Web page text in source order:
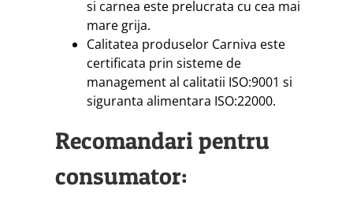
si carnea este prelucrata cu cea mai
mare grija.
Calitatea produselor Carniva este
certificata prin sisteme de
management al calitatii ISO:9001 si
siguranta alimentara ISO:22000.
Recomandari pentru
consumator: